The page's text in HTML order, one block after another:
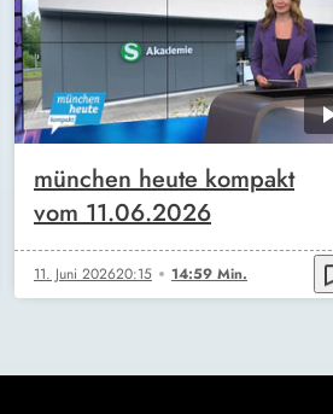
münchen heute kompakt
vom 11.06.2026
11. Juni 202620:15 14:59 Min.